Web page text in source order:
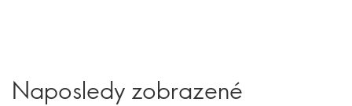
Naposledy zobrazené